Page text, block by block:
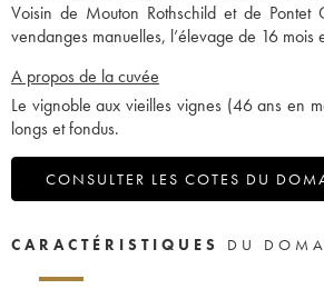
Voisin de Mouton Rothschild et de
vendanges manuelles, l’élevage de 16
A propos de la cuvée
Le vignoble aux vieilles vignes (46 ans en
longs et fondus.
CONSULTER LES COTES DU
CARACTÉRISTIQUES DU